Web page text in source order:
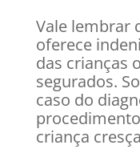
Vale lembrar
oferece
das crianças
segurados.
caso do
criança